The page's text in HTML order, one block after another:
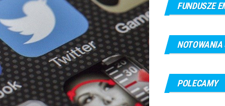
FUNDUSZE
NOTOWANIA
POLECAMY